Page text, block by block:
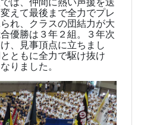
えて最後まで全力でプレ
れ、クラスの団結力が大
優勝は３年２組。３年次
、見事頂点に立ちまし
ともに全力で駆け抜け
りました。